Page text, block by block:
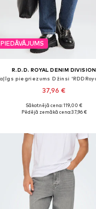
PIEDĀVĀJUMS
R.D.D. ROYAL DENIM DIVISION
37,96 €
Pieejams daudzos izmēros
Sākotnējā cena: 119,00 €
Pēdējā zemākā cena:37,96 €